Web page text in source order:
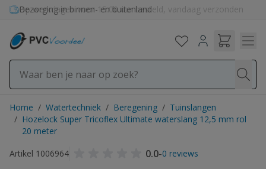
Ga naar de inhoud
Bezorging in binnen- en buitenland
Home / Watertechniek / Beregening / Tuinslangen
/ Hozelock Super Tricoflex Ultimate waterslang 12,5 mm rol
20 meter
Artikel 1006964
0.0-0 reviews